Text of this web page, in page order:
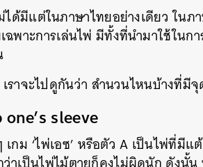
ด้มีแต่ในภาษาไทยอย่างเดียว ใน
ฉพาะการเล่นไพ่ มีทั้งที่นำมาใช้ใน
าจะไปดูกันว่า สำนวนไหนบ้างที่มีจุ
sleeve
กม ‘ไพ่เอซ’ หรือตัว A เป็นไพ่ที่มี